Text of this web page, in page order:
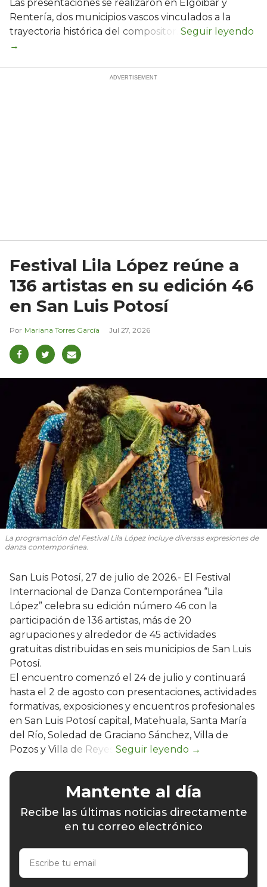
Las presentaciones se realizaron en Elgoibar y
Rentería, dos municipios vascos vinculados a la
trayectoria histórica del compositor.
Festival Lila López reúne a
136 artistas en su edición 46
en San Luis Potosí
Mariana Torres García Jul 27, 2026
La programación del Festival Lila López incluye diversas expresiones de
danza contemporánea.
San Luis Potosí, 27 de julio de 2026.- El Festival
Internacional de Danza Contemporánea “Lila
López” celebra su edición número 46 con la
participación de 136 artistas, más de 20
agrupaciones y alrededor de 45 actividades
gratuitas distribuidas en seis municipios de San Luis
Potosí.
El encuentro comenzó el 24 de julio y continuará
hasta el 2 de agosto con presentaciones, actividades
formativas, exposiciones y encuentros profesionales
en San Luis Potosí capital, Matehuala, Santa María
del Río, Soledad de Graciano Sánchez, Villa de
Pozos y Villa de Reyes.
Mantente al día
Recibe las últimas noticias directamente
en tu correo electrónico
Escribe
email